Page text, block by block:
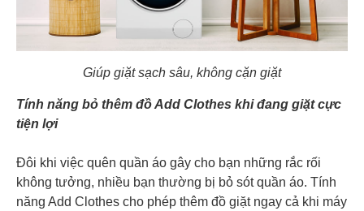
Giúp giặt sạch sâu, không cặn giặt
Tính năng bỏ thêm đồ Add Clothes khi đang giặt cực
tiện lợi
Đôi khi việc quên quần áo gây cho bạn những rắc rối
không tưởng, nhiều bạn thường bị bỏ sót quần áo. Tính
năng Add Clothes cho phép thêm đồ giặt ngay cả khi máy